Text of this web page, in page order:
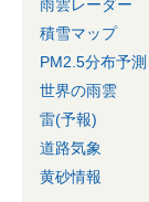
雨雲レーダー
積雪マップ
PM2.5分布予測
世界の雨雲
雷(予報)
道路気象
黄砂情報